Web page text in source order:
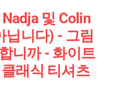
및 Colin
닙니다) - 그림
니까 - 화이트
래식 티셔츠